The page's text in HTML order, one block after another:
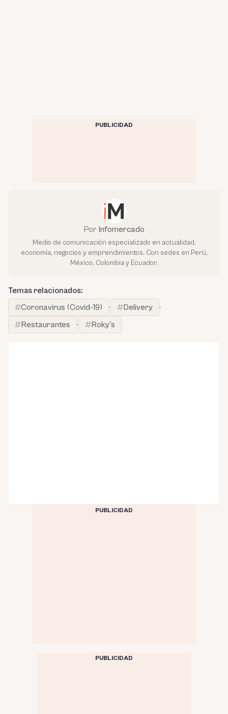
PUBLICIDAD
Por Infomercado
Medio de comunicación especializado en actualidad,
economía, negocios y emprendimientos. Con sedes en Perú,
México, Colombia y Ecuador.
Temas relacionados:
Coronavirus (Covid-19)
· Delivery
·
Restaurantes
· Roky's
PUBLICIDAD
PUBLICIDAD